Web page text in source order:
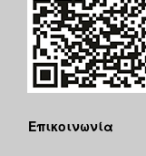
Επικοινωνία